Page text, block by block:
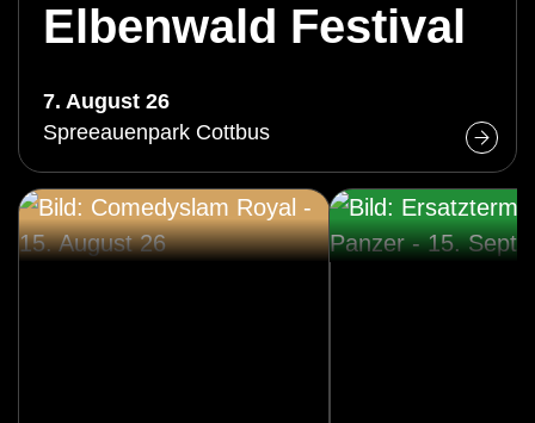
Elbenwald Festival
7. August 26
Spreeauenpark Cottbus